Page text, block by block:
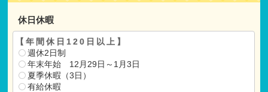
ら。また明日！」と明日を楽しみに降園できる保育園を目指
【保育士コンシェルからのメッセージ】
年間休日120日以上！プライベートとお仕事の両立ができる
保育園さんです！
保育士さんのやりたいことにチャレンジできる環境です。
休日休暇
【年間休日120日以上】
週休2日制
年末年始 12月29日～1月3日
夏季休暇（3日）
有給休暇